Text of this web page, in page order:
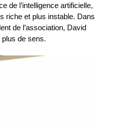
de l’intelligence artificielle,
riche et plus instable. Dans
de l’association, David
plus de sens.